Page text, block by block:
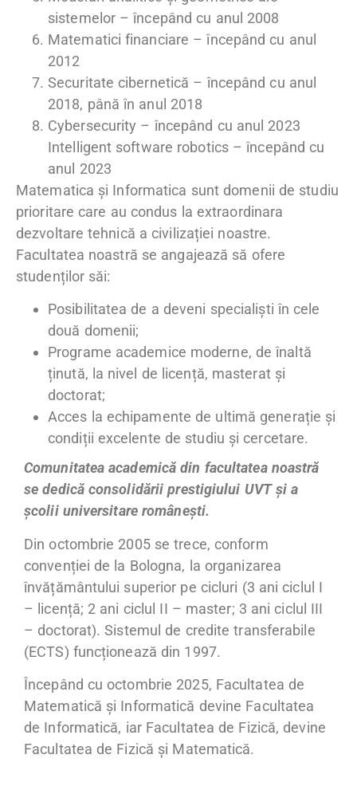
sistemelor – începând cu anul 2008
Matematici financiare – începând cu anul
2012
Securitate cibernetică – începând cu anul
2018, până în anul 2018
Cybersecurity – începând cu anul 2023
Intelligent software robotics – începând cu
anul 2023
Matematica și Informatica sunt domenii de studiu
prioritare care au condus la extraordinara
dezvoltare tehnică a civilizației noastre.
Facultatea noastră se angajează să ofere
studenților săi:
Posibilitatea de a deveni specialiști în cele
două domenii;
Programe academice moderne, de înaltă
ținută, la nivel de licență, masterat și
doctorat;
Acces la echipamente de ultimă generație și
condiții excelente de studiu și cercetare.
Comunitatea academică din facultatea noastră
se dedică consolidării prestigiului UVT și a
școlii universitare românești.
Din octombrie 2005 se trece, conform
convenției de la Bologna, la organizarea
învățământului superior pe cicluri (3 ani ciclul I
– licență; 2 ani ciclul II – master; 3 ani ciclul III
– doctorat). Sistemul de credite transferabile
(ECTS) funcționează din 1997.
Începând cu octombrie 2025, Facultatea de
Matematică și Informatică devine Facultatea
de Informatică, iar Facultatea de Fizică, devine
Facultatea de Fizică și Matematică.